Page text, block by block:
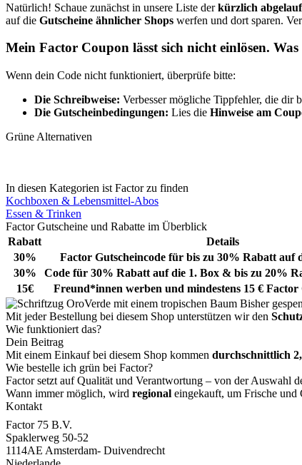
Natürlich! Schaue zunächst in unsere Liste derkürzlich
auf die Gutscheine ähnlicher Shops werfen und dort sparen.
Mein Factor Coupon lässt sich nicht einlösen.
Wenn dein Code nicht funktioniert, überprüfe bitte:
Die Schreibweise: Verbesser mögliche Tippfehler, die dir
Die Gutscheinbedingungen: Lies die Hinweise am
Grüne Alternativen
In diesen Kategorien ist Factor zu finden
Kochboxen & Lebensmittel-Abos
Essen & Trinken
Factor Gutscheine und Rabatte im Überblick
Rabatt
Details
30%
Factor Gutscheincode für bis zu 30% Rabatt auf
30%
Code für 30% Rabatt auf die 1. Box & bis zu 20%
15€
Freund*innen werben und mindestens 15 € Factor
Bisher
Mit jeder Bestellung bei diesem Shop unterstützen wir den
Wie funktioniert das?
Dein Beitrag
Mit einem Einkauf bei diesem Shop kommen durchschnittlich
Wie bestelle ich grün bei Factor?
Factor setzt auf Qualität und Verantwortung – von der Auswahl
Wann immer möglich, wird regional eingekauft, um Frische und
Kontakt
Factor 75 B.V.
Spaklerweg 50-52
1114AE Amsterdam- Duivendrecht